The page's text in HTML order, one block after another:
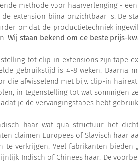
methode voor haarverlenging -
de extension bijna onzichtbaar is. De
omdat de productietechniek
Wij staan bekend om de beste prijs-
tot clip-in extensions zijn tape
gebruikstijd is 4-8 weken. Daarna
die afwisselend met bijv. clip-in
in tegenstelling tot wat sommigen
je de vervangingstapes hebt
haar wat qua structuur het
claimen Europees of Slavisch haar
te verkrijgen. Veel fabrikanten bieden
Indisch of Chinees haar. De